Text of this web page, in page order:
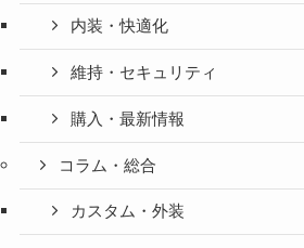
内装・快適化
維持・セキュリティ
購入・最新情報
コラム・総合
カスタム・外装